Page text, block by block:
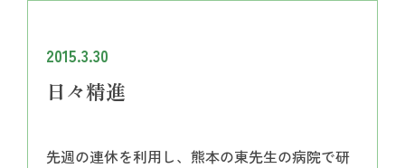
2015.3.30
日々精進
先週の連休を利用し、熊本の東先生の病院で研